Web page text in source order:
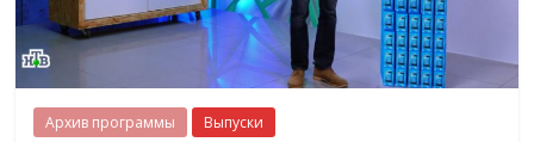
Архив программы Выпуски